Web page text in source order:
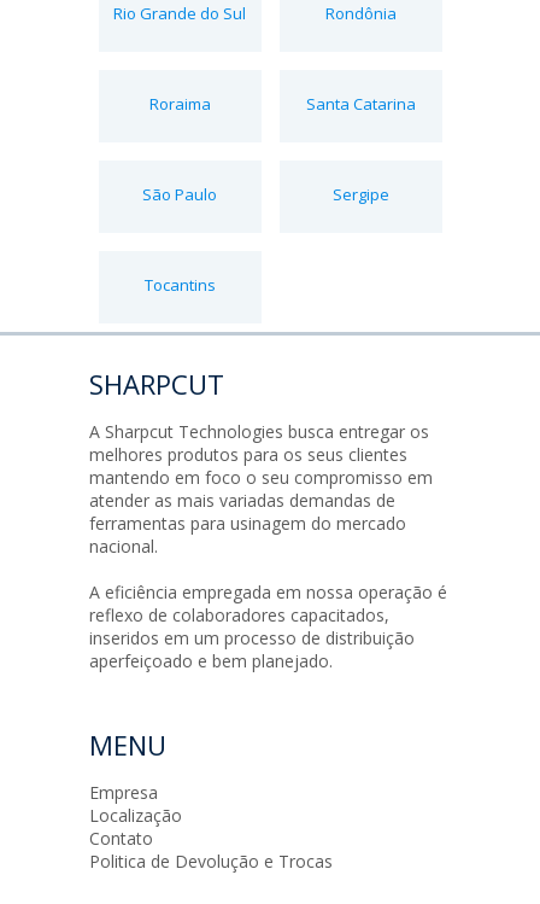
Rio Grande do Sul Rondônia
Roraima Santa Catarina
São Paulo Sergipe
Tocantins
SHARPCUT
A Sharpcut Technologies busca entregar os
melhores produtos para os seus clientes
mantendo em foco o seu compromisso em
atender as mais variadas demandas de
ferramentas para usinagem do mercado
nacional.
A eficiência empregada em nossa operação é
reflexo de colaboradores capacitados,
inseridos em um processo de distribuição
aperfeiçoado e bem planejado.
MENU
Empresa
Localização
Contato
Politica de Devolução e Trocas